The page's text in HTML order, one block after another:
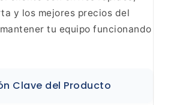
y los mejores precios del
tu equipo funcionando
Clave del Producto